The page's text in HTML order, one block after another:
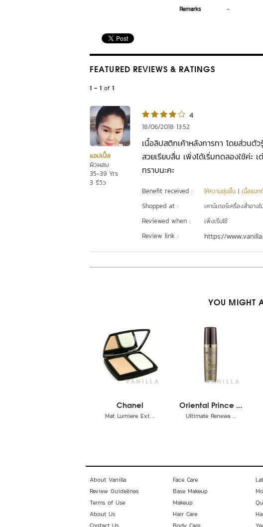
Remarks
-
FEATURED REVIEWS & RATINGS
1 - 1 of 1
แอปเปิ้ล
ผิวผสม
35-39 Yrs
3 รีวิว
4
18/06/2018 13:52
เนื้อลิปสติกเค้าหลังการทา โดยส่วนตั
สวยเรียบลื่น เพิ่งได้เริ่มทดลองใช้ค่ะ เ
ทราบนะคะ
Benefit received : ให้ความชุ่มชื้น | เนื้อแมท
Shopped at : เคาน์เตอร์เครื่องสำอาง
Reviewed when : เพิ่งเริ่มใช้
Review link : https://
YOU MIGHT
Chanel
Mat Lumiere Ext ...
Oriental Prince ...
Ultimate Renewa ...
About Vanilla
Review Guidelines
Terms of Use
About Us
Face Care
Base Makeup
Makeup
Hair Care